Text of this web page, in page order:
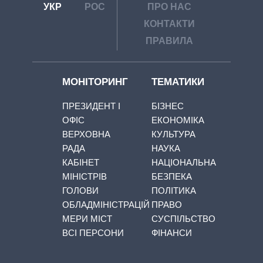
УКР РОС
ПРО НАС
КОНТАКТИ
ПРАВИЛА
МОНІТОРИНГ
ПРЕЗИДЕНТ І
ОФІС
ВЕРХОВНА
РАДА
КАБІНЕТ
МІНІСТРІВ
ГОЛОВИ
ОБЛАДМІНІСТРАЦІЙ
МЕРИ МІСТ
ВСІ ПЕРСОНИ
ТЕМАТИКИ
БІЗНЕС
ЕКОНОМІКА
КУЛЬТУРА
НАУКА
НАЦІОНАЛЬНА
БЕЗПЕКА
ПОЛІТИКА
ПРАВО
СУСПІЛЬСТВО
ФІНАНСИ